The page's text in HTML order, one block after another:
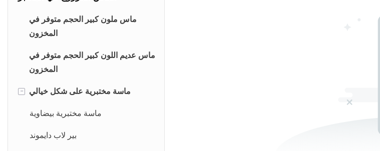
ماس ملون كبير الحجم متوفر في
المخزون
ماس عديم اللون كبير الحجم متوفر في
المخزون
-
ماسة مختبرية على شكل خيالي
ماسة مختبرية بيضاوية
بير لاب دايموند